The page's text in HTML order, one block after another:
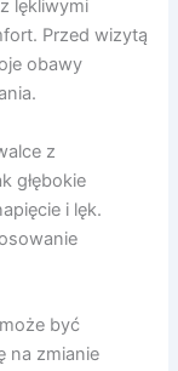
lękliwymi
Przed wizytą
obawy
z
głębokie
i lęk.
być
na zmianie